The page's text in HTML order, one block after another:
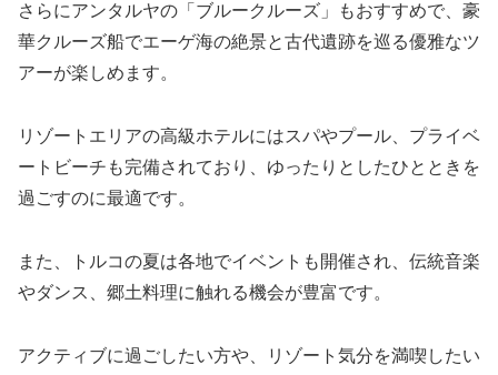
さらにアンタルヤの「ブルークルーズ」もおすすめで、豪
華クルーズ船でエーゲ海の絶景と古代遺跡を巡る優雅なツ
アーが楽しめます。
リゾートエリアの高級ホテルにはスパやプール、プライベ
ートビーチも完備されており、ゆったりとしたひとときを
過ごすのに最適です。
また、トルコの夏は各地でイベントも開催され、伝統音楽
やダンス、郷土料理に触れる機会が豊富です。
アクティブに過ごしたい方や、リゾート気分を満喫したい